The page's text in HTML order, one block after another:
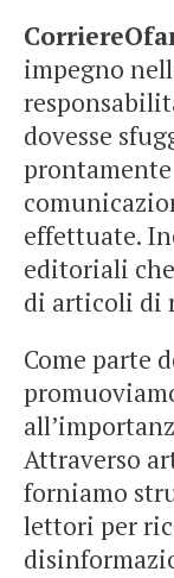
impegno
dovesse
effettuate.
editoriali
di articoli di
Come parte
Attraverso
forniamo
lettori per